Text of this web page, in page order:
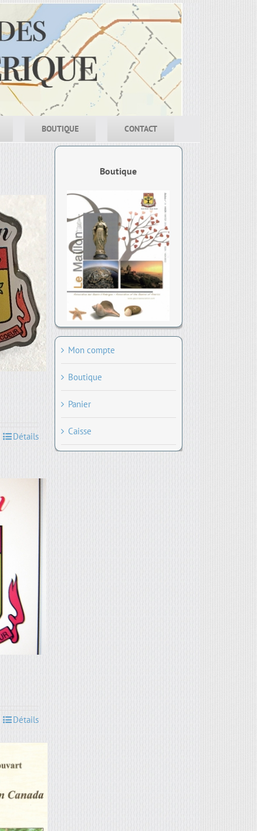
BOUTIQUE CONTACT
Détails
Détails
Boutique
Mon compte
Boutique
Panier
Caisse